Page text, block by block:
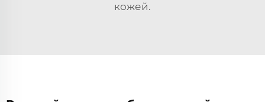
кожей.